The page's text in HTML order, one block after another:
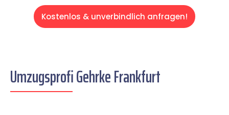
Kostenlos & unverbindlich anfragen!
Umzugsprofi Gehrke Frankfurt